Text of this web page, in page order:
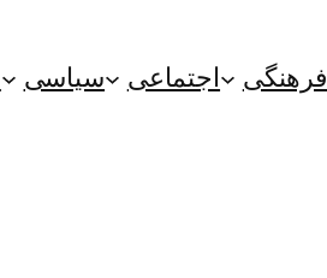
فرهنگی اجتماعی سیاسی